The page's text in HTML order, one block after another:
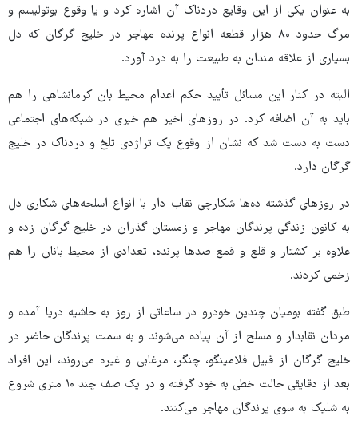
به عنوان یکی از این وقایع دردناک آن اشاره کرد و یا وقوع بوتولیسم و
مرگ حدود ۸۰ هزار قطعه انواع پرنده مهاجر در خلیج گرگان که دل
بسیاری از علاقه مندان به طبیعت را به درد آورد.
البته در کنار این مسائل تأیید حکم اعدام محیط بان کرمانشاهی را هم
باید به آن اضافه کرد. در روزهای اخیر هم خبری در شبکه‌های اجتماعی
دست به دست شد که نشان از وقوع یک تراژدی تلخ و دردناک در خلیج
گرگان دارد.
در روزهای گذشته ده‌ها شکارچی نقاب دار با انواع اسلحه‌های شکاری دل
به کانون زندگی پرندگان مهاجر و زمستان گذران در خلیج گرگان زده و
علاوه بر کشتار و قلع و قمع صدها پرنده، تعدادی از محیط بانان را هم
زخمی کردند.
طبق گفته بومیان چندین خودرو در ساعاتی از روز به حاشیه دریا آمده و
مردان نقابدار و مسلح از آن پیاده می‌شوند و به سمت پرندگان حاضر در
خلیج گرگان از قبیل فلامینگو، چنگر، مرغابی و غیره می‌روند، این افراد
بعد از دقایقی حالت خطی به خود گرفته و در یک صف چند ۱۰ متری شروع
به شلیک به سوی پرندگان مهاجر می‌کنند.